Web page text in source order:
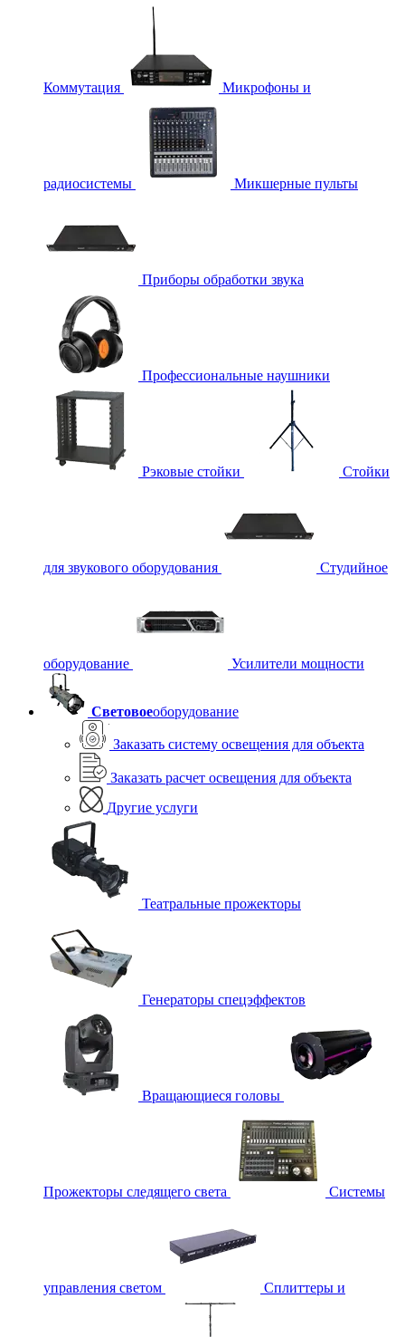
Коммутация Микрофоны и
радиосистемы Микшерные пульты
Приборы обработки звука
Профессиональные наушники
Рэковые стойки Стойки
для звукового оборудования Студийное
оборудование Усилители мощности
Световоеоборудование
Заказать систему освещения для объекта
Заказать расчет освещения для объекта
Другие услуги
Театральные прожекторы
Генераторы спецэффектов
Вращающиеся головы
Прожекторы следящего света Системы
управления светом Сплиттеры и